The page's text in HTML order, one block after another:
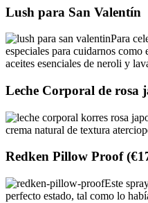
Lush para San Valentín
Para
especiales para cuidarnos
aceites esenciales de neroli y
Leche Corporal de rosa
crema natural de textura
Redken Pillow Proof
Este
perfecto estado, tal como lo